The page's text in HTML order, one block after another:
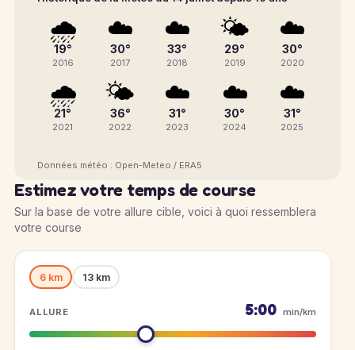
🌧️
19°
2016
☁️
30°
2017
☁️
33°
2018
🌤️
29°
2019
☁️
30°
2020
🌧️
21°
2021
🌤️
36°
2022
☁️
31°
2023
☁️
30°
2024
☁️
31°
2025
Données météo : Open-Meteo / ERA5
Estimez votre temps de course
Sur la base de votre allure cible, voici à quoi ressemblera
votre course
6 km 13 km
ALLURE 5:00 min/km